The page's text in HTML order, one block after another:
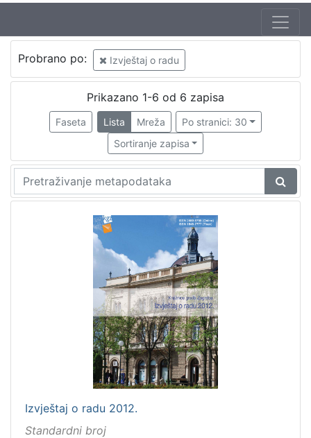
Autor
Nebesny, Tatjana (1950)
Zbirka
Izvještaj o radu
6
Izdanja Knjižnica grada Zagreba - E-knjige
Probrano po: Izvještaj o radu
Prikazano 1-6 od 6 zapisa
Faseta Lista Mreža
Po stranici: 30
Sortiranje zapisa
Izvještaj o radu 2012.
Standardni broj